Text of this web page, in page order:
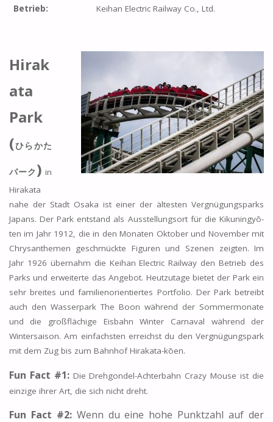
Betrieb: Keihan Electric Railway Co., Ltd.
Hirak
ata
Park
(ひらかた
パーク ) in
Hirakata
nahe der Stadt Osaka ist einer der ältesten Vergnügungsparks
Japans. Der Park entstand als Ausstellungsort für die Kikuningyō-
ten im Jahr 1912, die in den Monaten Oktober und November mit
Chrysanthemen geschmückte Figuren und Szenen zeigten. Im
Jahr 1926 übernahm die Keihan Electric Railway den Betrieb des
Parks und erweiterte das Angebot. Heutzutage bietet der Park ein
sehr breites und familienorientiertes Portfolio. Der Park betreibt
auch den Wasserpark The Boon während der Sommermonate
und die großflächige Eisbahn Winter Carnaval während der
Wintersaison. Am einfachsten erreichst du den Vergnügungspark
mit dem Zug bis zum Bahnhof Hirakata-kōen.
Fun Fact #1:Die Drehgondel-Achterbahn Crazy Mouse ist die
einzige ihrer Art, die sich nicht dreht.
Fun Fact #2: Wenn du eine hohe Punktzahl auf der